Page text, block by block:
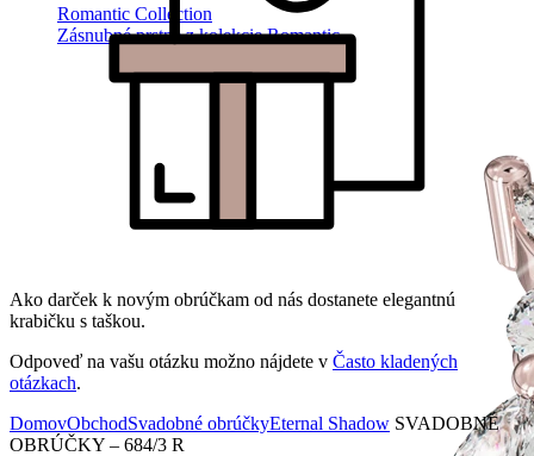
Romantic Collection
Zásnubné prstne z kolekcie Romantic.
Ako darček k novým obrúčkam od nás dostanete elegantnú
krabičku s taškou.
Odpoveď na vašu otázku možno nájdete v Často kladených
otázkach.
DomovObchodSvadobné obrúčkyEternal Shadow SVADOBNÉ
OBRÚČKY – 684/3 R